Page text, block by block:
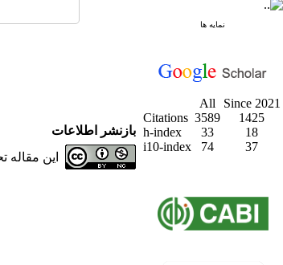
نمایه ها
All
Since 2021
Citations 3589
1425
h-index
33
18
i10-index
74 37
بازنشر اطلاعات
این